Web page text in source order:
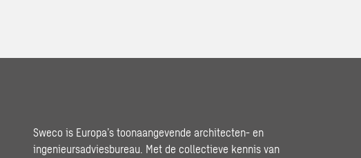
Sweco is Europa’s toonaangevende architecten- en
ingenieursadviesbureau. Met de collectieve kennis van